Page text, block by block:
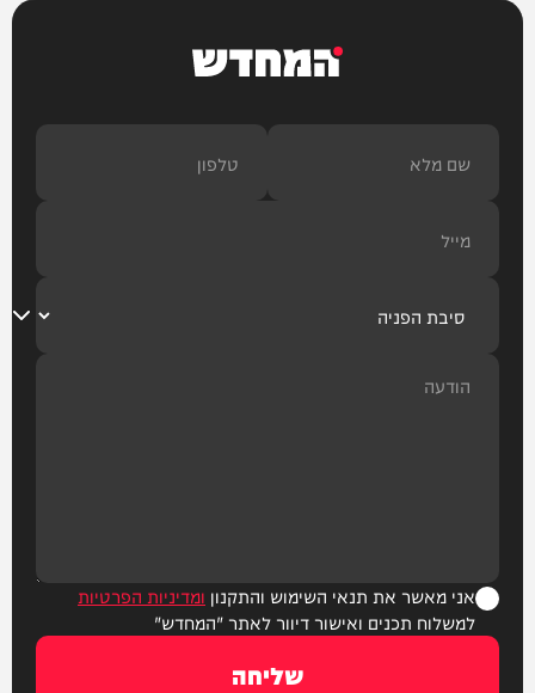
המחדש
אני מאשר את תנאי השימוש והתקנון ומדיניות הפרטיות
למשלוח תכנים ואישור דיוור לאתר "המחדש"
שליחה